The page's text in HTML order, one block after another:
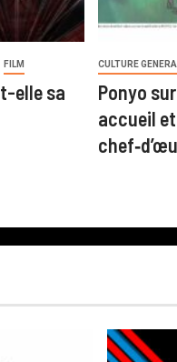
FILM
elle sa
CULTURE
Ponyo
accueil